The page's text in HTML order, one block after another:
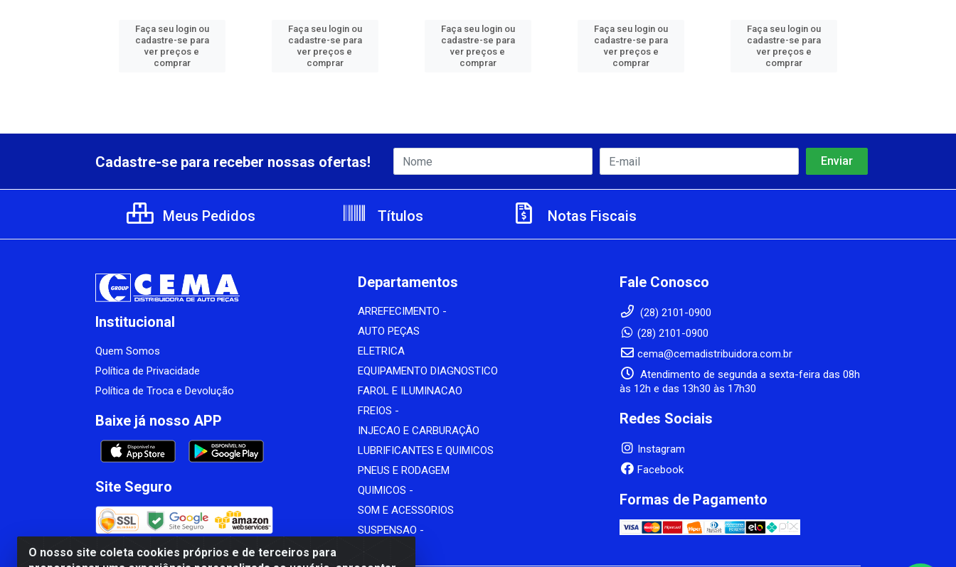
Faça seu login ou
cadastre-se para
ver preços e
comprar
Faça seu login ou
cadastre-se para
ver preços e
comprar
Faça seu login ou
cadastre-se para
ver preços e
comprar
Faça seu login ou
cadastre-se para
ver preços e
comprar
Faça seu login ou
cadastre-se para
ver preços e
comprar
O nosso site coleta cookies próprios e de terceiros para
Cadastre-se para receber nossas ofertas!
Meus Pedidos Títulos Notas Fiscais
Institucional
Quem Somos
Política de Privacidade
Política de Troca e Devolução
Baixe já nosso APP
Site Seguro
Departamentos
ARREFECIMENTO -
AUTO PEÇAS
ELETRICA
EQUIPAMENTO DIAGNOSTICO
FAROL E ILUMINACAO
FREIOS -
INJECAO E CARBURAÇÃO
LUBRIFICANTES E QUIMICOS
PNEUS E RODAGEM
QUIMICOS -
SOM E ACESSORIOS
SUSPENSAO -
Fale Conosco
(28) 2101-0900
(28) 2101-0900
cema@cemadistribuidora.com.br
Atendimento de segunda a sexta-feira das 08h
às 12h e das 13h30 às 17h30
Redes Sociais
Instagram
Facebook
Formas de Pagamento